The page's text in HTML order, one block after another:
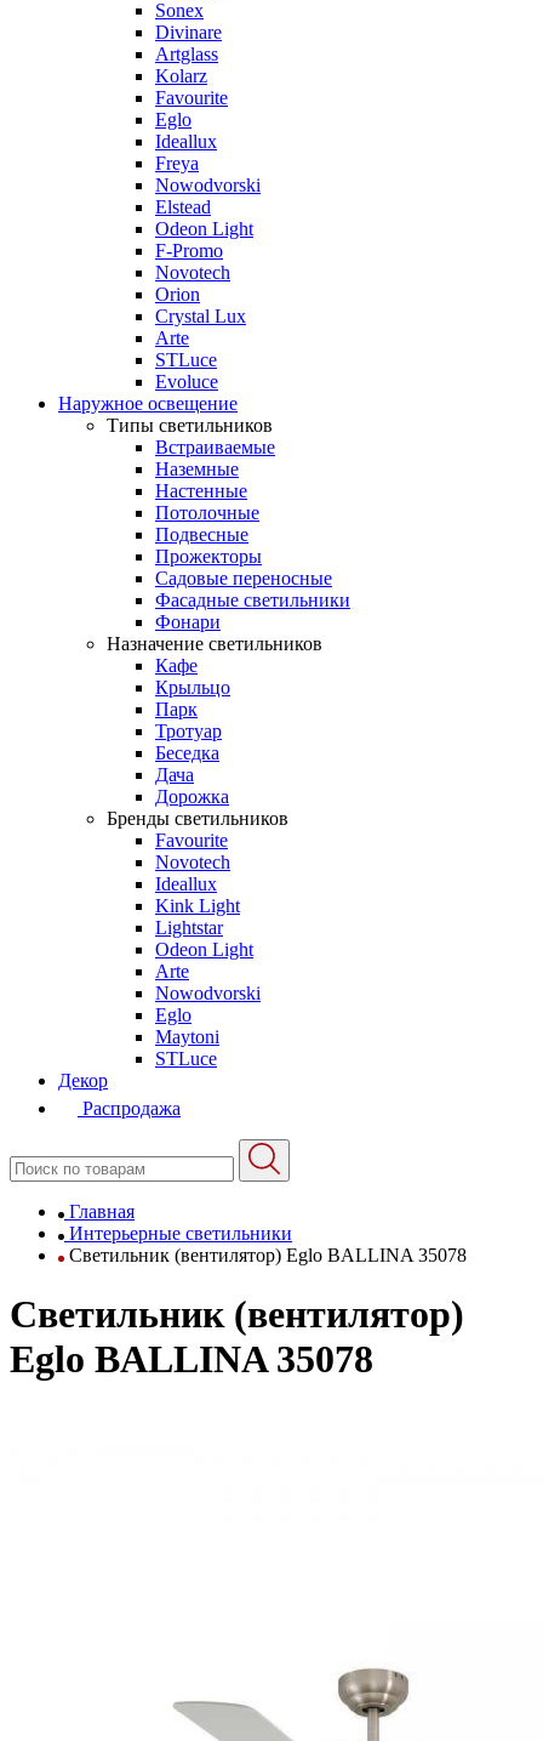
Sonex
Divinare
Artglass
Kolarz
Favourite
Eglo
Ideallux
Freya
Nowodvorski
Elstead
Odeon Light
F-Promo
Novotech
Orion
Crystal Lux
Arte
STLuce
Evoluce
Наружное освещение
Типы светильников
Встраиваемые
Наземные
Настенные
Потолочные
Подвесные
Прожекторы
Садовые переносные
Фасадные светильники
Фонари
Назначение светильников
Кафе
Крыльцо
Парк
Тротуар
Беседка
Дача
Дорожка
Бренды светильников
Favourite
Novotech
Ideallux
Kink Light
Lightstar
Odeon Light
Arte
Nowodvorski
Eglo
Maytoni
STLuce
Декор
Распродажа
Главная
Интерьерные светильники
Светильник (вентилятор) Eglo BALLINA 35078
Светильник (вентилятор)
Eglo BALLINA 35078